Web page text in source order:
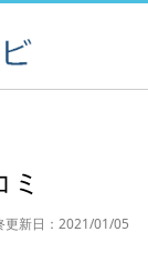
更新日：2021/01/05